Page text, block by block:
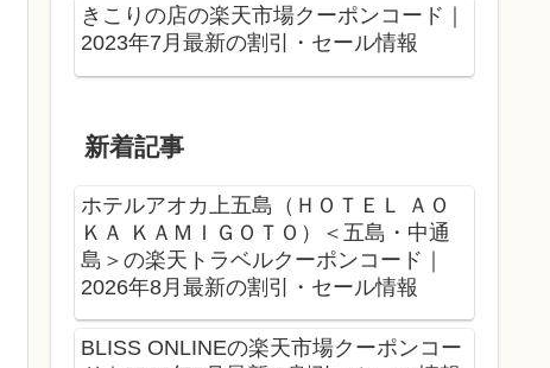
きこりの店の楽天市場クーポンコード｜
2023年7月最新の割引・セール情報
新着記事
ホテルアオカ上五島（ＨＯＴＥＬ ＡＯ
ＫＡ ＫＡＭＩＧＯＴＯ）＜五島・中通
島＞の楽天トラベルクーポンコード｜
2026年8月最新の割引・セール情報
BLISS ONLINEの楽天市場クーポンコー